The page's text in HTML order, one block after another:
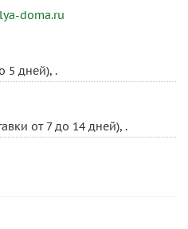
doma.ru
5 дней), .
от 7 до 14 дней), .